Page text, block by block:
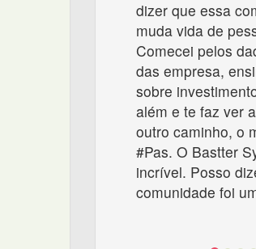
dizer que essa
muda vida de
Comecei pelos
das empresa,
sobre
além e te faz ver
outro caminho, o
#Pas. O Bastter
incrível. Posso
comunidade foi